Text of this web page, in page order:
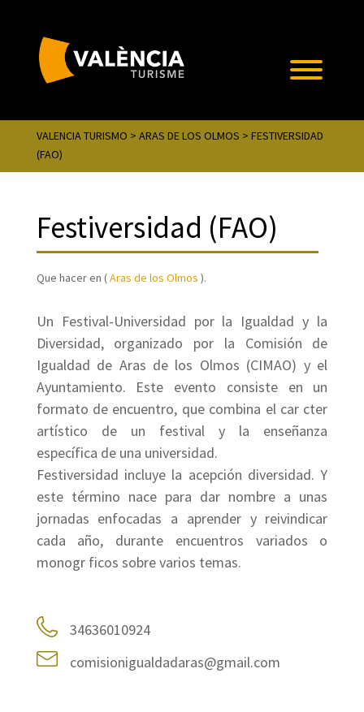
VALENCIA TURISMO > ARAS DE LOS OLMOS > FESTIVERSIDAD
(FAO)
Festiversidad (FAO)
Que hacer en (Aras de los Olmos ).
Un Festival-Universidad por la Igualdad y la
Diversidad, organizado por la Comisión de
Igualdad de Aras de los Olmos (CIMAO) y el
Ayuntamiento. Este evento consiste en un
formato de encuentro, que combina el car cter
artístico de un festival y la enseñanza
específica de una universidad.
Festiversidad incluye la acepción diversidad. Y
este término nace para dar nombre a unas
jornadas enfocadas a aprender y reivindicar
cada año, durante encuentros variados o
monogr ficos sobre varios temas.
34636010924
comisionigualdadaras@gmail.com